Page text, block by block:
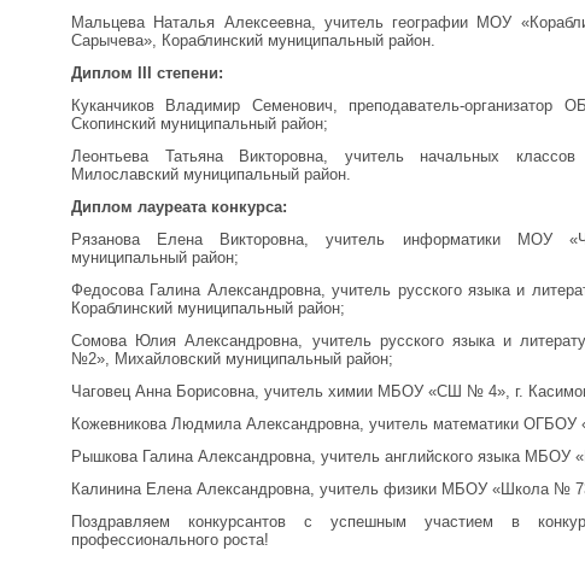
Мальцева Наталья Алексеевна, учитель географии МОУ
Сарычева», Кораблинский муниципальный район.
Диплом III степени:
Куканчиков Владимир Семенович, преподаватель-
Скопинский муниципальный район;
Леонтьева Татьяна Викторовна, учитель начальных
Милославский муниципальный район.
Диплом лауреата конкурса:
Рязанова Елена Викторовна, учитель информатики МОУ
муниципальный район;
Федосова Галина Александровна, учитель русского языка и
Кораблинский муниципальный район;
Сомова Юлия Александровна, учитель русского языка и
№2», Михайловский муниципальный район;
Чаговец Анна Борисовна, учитель химии МБОУ «СШ № 4», г.
Кожевникова Людмила Александровна, учитель математики
Рышкова Галина Александровна, учитель английского языка МБОУ
Калинина Елена Александровна, учитель физики МБОУ «Школа №
Поздравляем конкурсантов с успешным участием в
профессионального роста!